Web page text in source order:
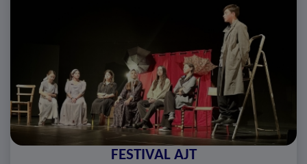
FESTIVAL AJT